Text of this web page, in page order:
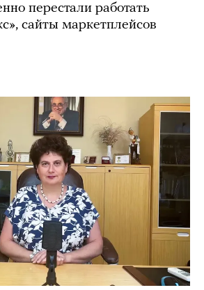
перестали работать
сайты маркетплейсов